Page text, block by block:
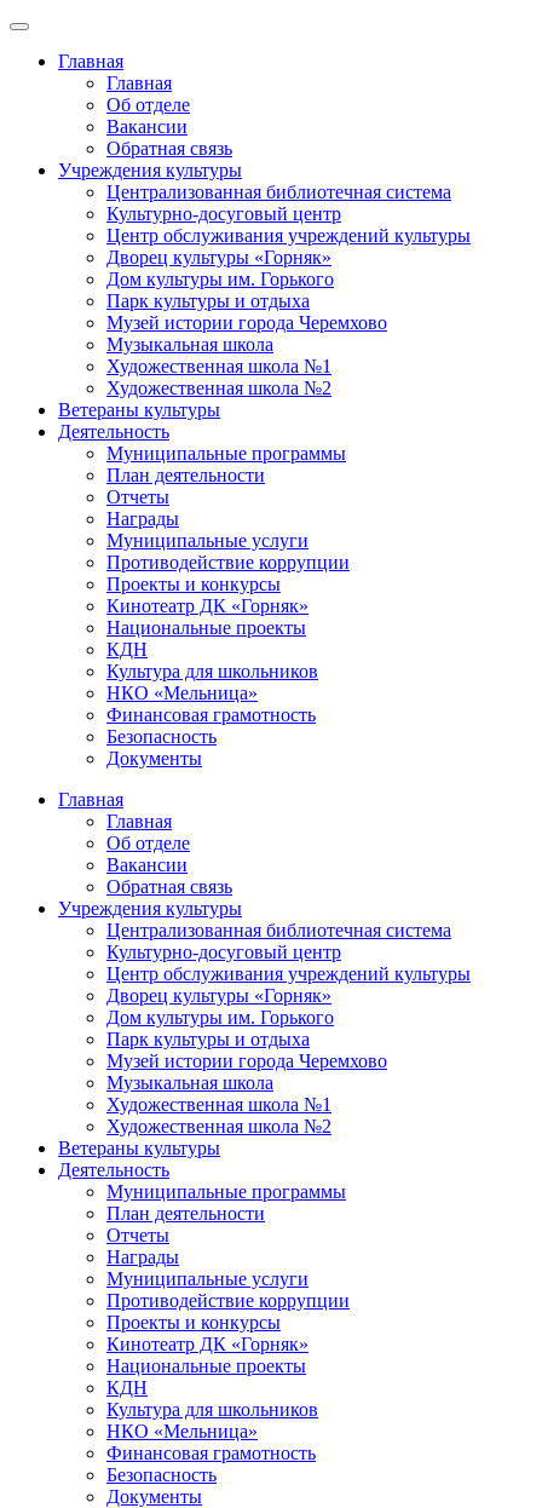
Главная
Главная
Об отделе
Вакансии
Обратная связь
Учреждения культуры
Централизованная библиотечная система
Культурно-досуговый центр
Центр обслуживания учреждений культуры
Дворец культуры «Горняк»
Дом культуры им. Горького
Парк культуры и отдыха
Музей истории города Черемхово
Музыкальная школа
Художественная школа №1
Художественная школа №2
Ветераны культуры
Деятельность
Муниципальные программы
План деятельности
Отчеты
Награды
Муниципальные услуги
Противодействие коррупции
Проекты и конкурсы
Кинотеатр ДК «Горняк»
Национальные проекты
КДН
Культура для школьников
НКО «Мельница»
Финансовая грамотность
Безопасность
Документы
Главная
Главная
Об отделе
Вакансии
Обратная связь
Учреждения культуры
Централизованная библиотечная система
Культурно-досуговый центр
Центр обслуживания учреждений культуры
Дворец культуры «Горняк»
Дом культуры им. Горького
Парк культуры и отдыха
Музей истории города Черемхово
Музыкальная школа
Художественная школа №1
Художественная школа №2
Ветераны культуры
Деятельность
Муниципальные программы
План деятельности
Отчеты
Награды
Муниципальные услуги
Противодействие коррупции
Проекты и конкурсы
Кинотеатр ДК «Горняк»
Национальные проекты
КДН
Культура для школьников
НКО «Мельница»
Финансовая грамотность
Безопасность
Документы